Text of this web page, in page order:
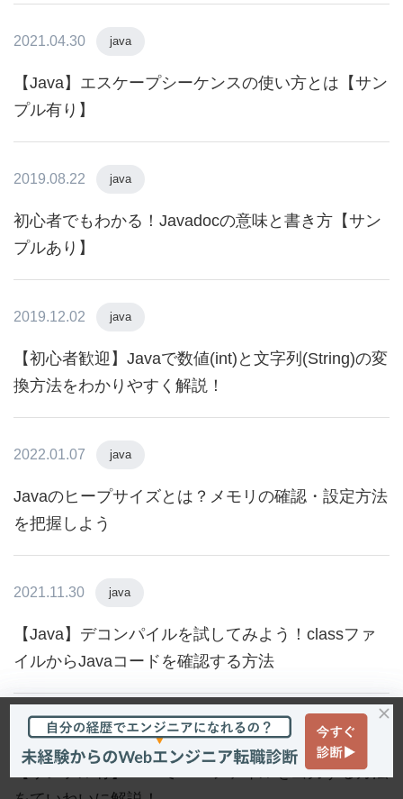
2021.04.30 java
【Java】エスケープシーケンスの使い方とは【サン
プル有り】
2019.08.22 java
初心者でもわかる！Javadocの意味と書き方【サン
プルあり】
2019.12.02 java
【初心者歓迎】Javaで数値(int)と文字列(String)の変
換方法をわかりやすく解説！
2022.01.07 java
Javaのヒープサイズとは？メモリの確認・設定方法
を把握しよう
2021.11.30 java
【Java】デコンパイルを試してみよう！classファ
イルからJavaコードを確認する方法
2021.01.01 java
【サンプル有】JavaでCSVファイルを出力する方法